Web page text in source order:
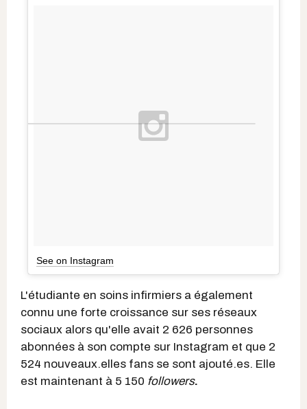
See on Instagram
L'étudiante en soins infirmiers a également
connu une forte croissance sur ses réseaux
sociaux alors qu'elle avait 2 626 personnes
abonnées à son compte sur Instagram et que 2
524 nouveaux.elles fans se sont ajouté.es. Elle
est maintenant à 5 150 followers.